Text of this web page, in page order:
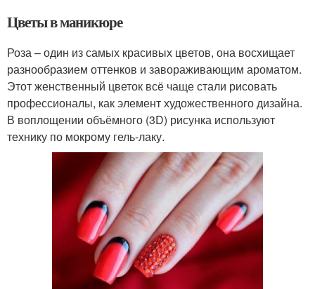
Цветы в маникюре
Роза – один из самых красивых цветов, она восхищает
разнообразием оттенков и завораживающим ароматом.
Этот женственный цветок всё чаще стали рисовать
профессионалы, как элемент художественного дизайна.
В воплощении объёмного (3D) рисунка используют
технику по мокрому гель-лаку.